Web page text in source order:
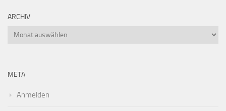
ARCHIV
Archiv
META
Anmelden